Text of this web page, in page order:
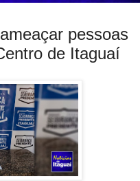
pessoas
de Itaguaí